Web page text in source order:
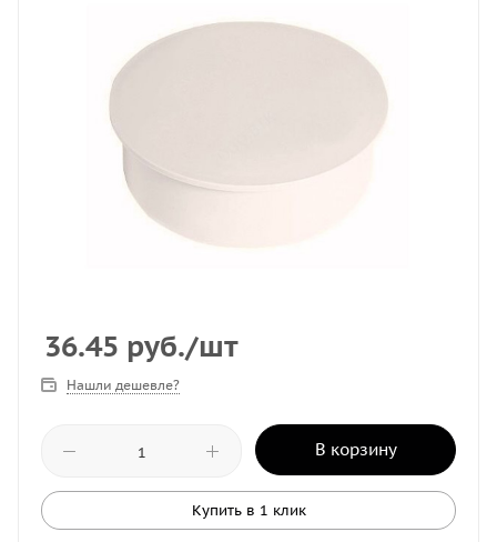
36.45 руб./шт
Нашли дешевле?
В корзину
Купить в 1 клик